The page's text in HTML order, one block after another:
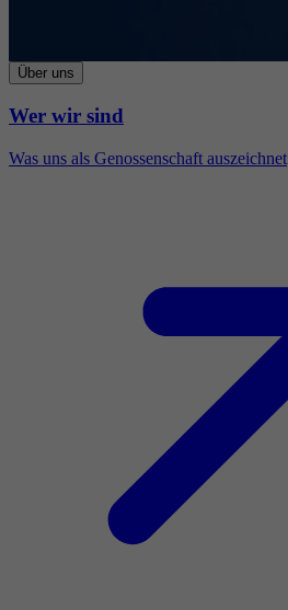
Über uns
Wer wir sind
Was uns als Genossenschaft auszeichnet